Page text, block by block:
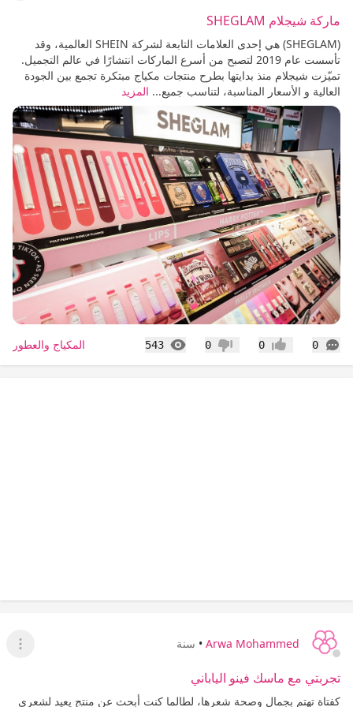
ماركة شيجلام SHEGLAM
(SHEGLAM) هي إحدى العلامات التابعة لشركة SHEIN العالمية، وقد
تأسست عام 2019 لتصبح من أسرع الماركات انتشارًا في عالم التجميل.
تميّزت شيجلام منذ بدايتها بطرح منتجات مكياج مبتكرة تجمع بين الجودة
العالية و الأسعار المناسبة، لتناسب جميع... المزيد
0
التعليقات إعجاب0 عدم إعجاب
0
543
المشاهدات المكياج والعطور
Arwa Mohammed
• سنة
عرض
تجربتي مع ماسك فينو الياباني
كفتاة تهتم بجمال وصحة شعرها، لطالما كنت أبحث عن منتج يعيد لشعري